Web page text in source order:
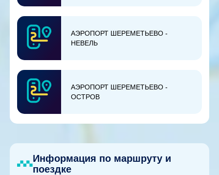
АЭРОПОРТ ШЕРЕМЕТЬЕВО -
НЕВЕЛЬ
АЭРОПОРТ ШЕРЕМЕТЬЕВО -
ОСТРОВ
Информация по маршруту и
поездке